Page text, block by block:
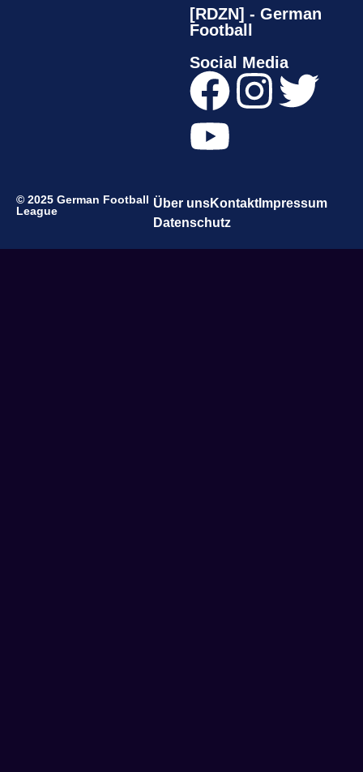
[RDZN] - German
Football
Social Media
© 2025 German Football
League
Über unsKontaktImpressum
Datenschutz